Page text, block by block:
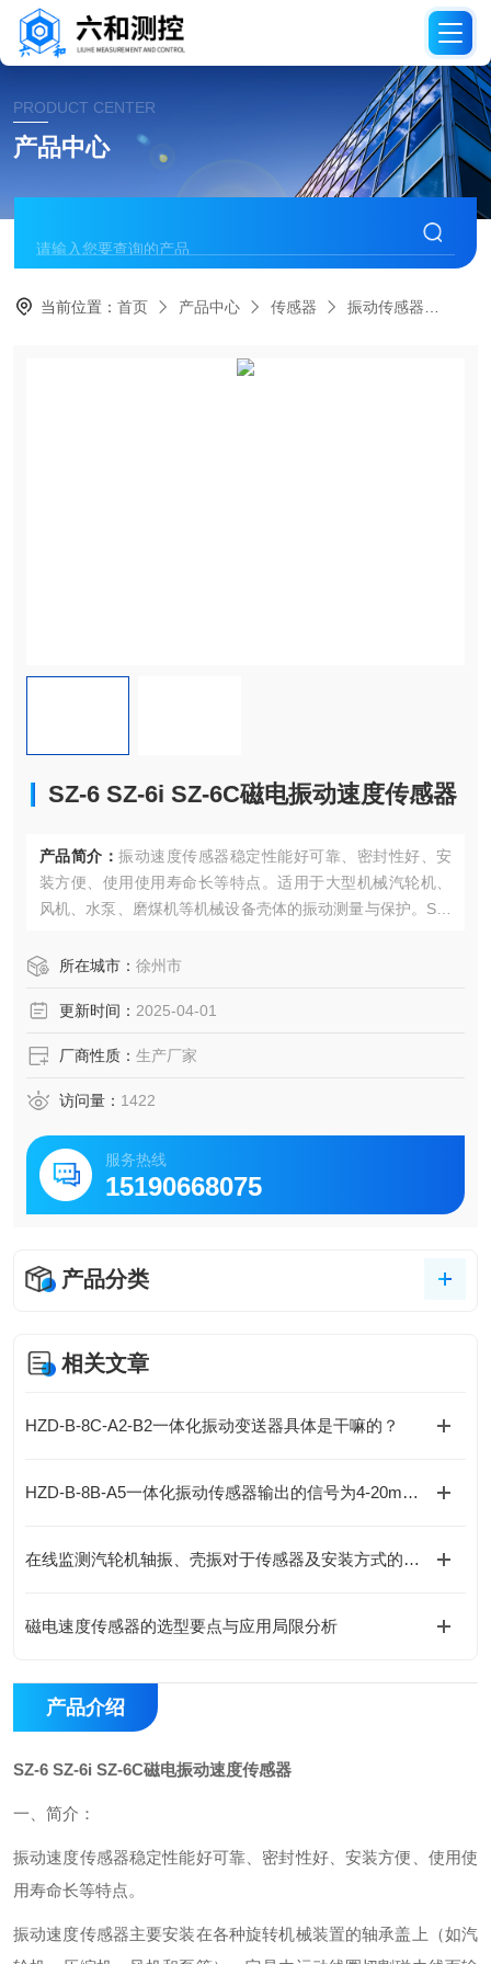
PRODUCT CENTER
产品中心
当前位置：首页 产品中心 传感器 振动传感器
SZ-6 SZ-6i SZ-6C磁电振动速度传感器
产品简介： 振动速度传感器稳定性能好可靠、密封性好、安
装方便、使用使用寿命长等特点。适用于大型机械汽轮机、
风机、水泵、磨煤机等机械设备壳体的振动测量与保护。SZ-
所在城市： 徐州市
更新时间： 2025-04-01
厂商性质： 生产厂家
访问量： 1422
服务热线
15190668075
产品分类
相关文章
HZD-B-8C-A2-B2一体化振动变送器具体是干嘛的？
HZD-B-8B-A5一体化振动传感器输出的信号为4-20mA电流信号
在线监测汽轮机轴振、壳振对于传感器及安装方式的不同选择
磁电速度传感器的选型要点与应用局限分析
产品介绍
SZ-6 SZ-6i SZ-6C磁电振动速度传感器
一、简介：
振动速度传感器稳定性能好可靠、密封性好、安装方便、使用使
用寿命长等特点。
振动速度传感器主要安装在各种旋转机械装置的轴承盖上（如汽